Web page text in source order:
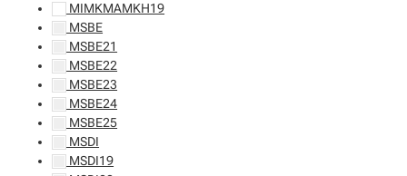
MIMKMAMKH19
MSBE
MSBE21
MSBE22
MSBE23
MSBE24
MSBE25
MSDI
MSDI19